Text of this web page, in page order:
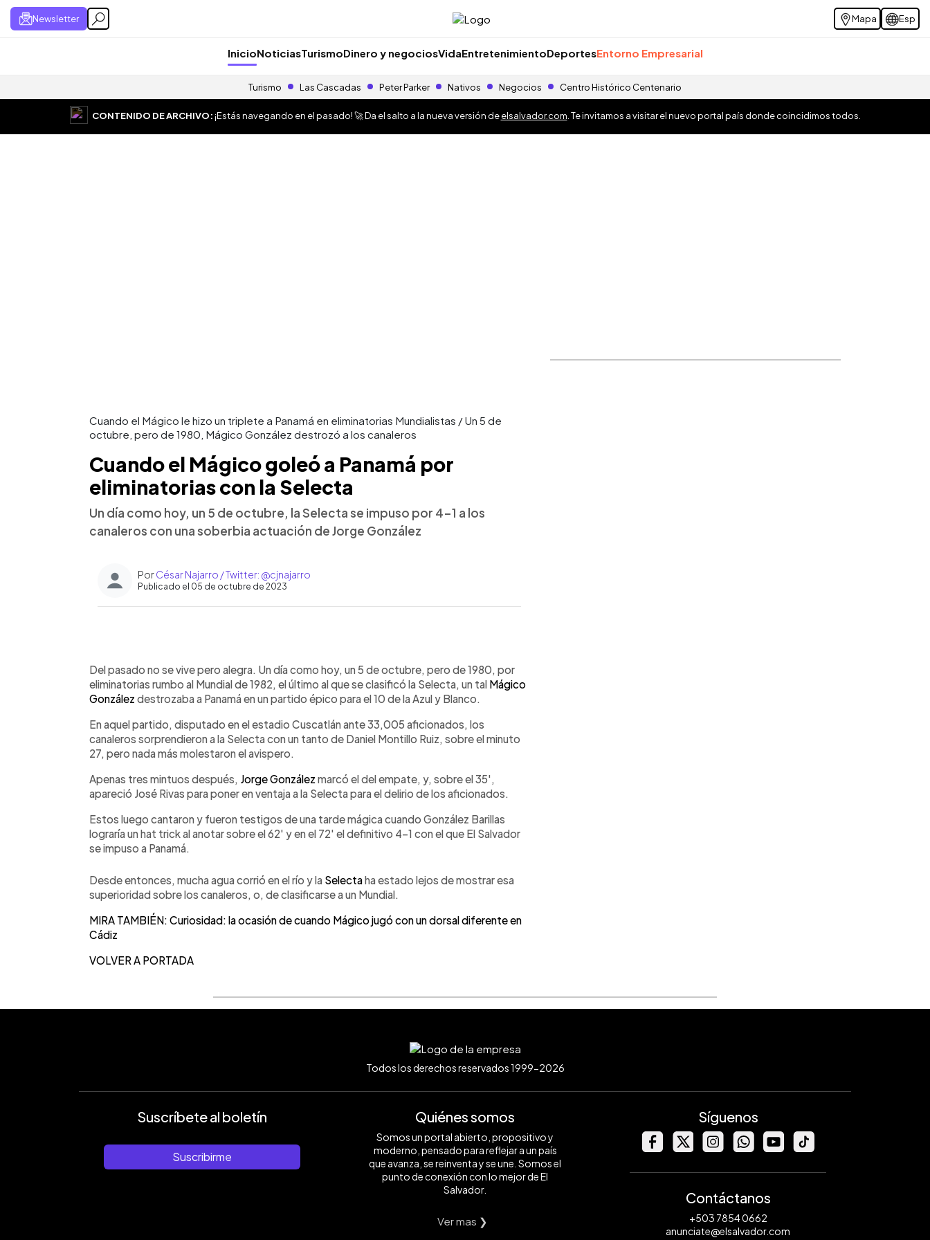
Newsletter Mapa Esp
InicioNoticiasTurismoDinero y negociosVidaEntretenimientoDeportesEntorno Empresarial
Turismo Las Cascadas Peter Parker Nativos Negocios Centro Histórico Centenario
CONTENIDO DE ARCHIVO:¡Estás navegando en el pasado! 🚀 Da el salto a la nueva versión deelsalvador.com . Te invitamos a visitar el nuevo portal país donde coincidimos todos.
Cuando el Mágico le hizo un triplete a Panamá en eliminatorias Mundialistas / Un 5 de
octubre, pero de 1980, Mágico González destrozó a los canaleros
Cuando el Mágico goleó a Panamá por
eliminatorias con la Selecta
Un día como hoy, un 5 de octubre, la Selecta se impuso por 4-1 a los
canaleros con una soberbia actuación de Jorge González
PorCésar Najarro / Twitter: @cjnajarro
Publicado el 05 de octubre de 2023
► Escuchar artículo
Del pasado no se vive pero alegra. Un día como hoy, un 5 de octubre, pero de 1980, por
eliminatorias rumbo al Mundial de 1982, el último al que se clasificó la Selecta, un tal Mágico
González destrozaba a Panamá en un partido épico para el 10 de la Azul y Blanco.
En aquel partido, disputado en el estadio Cuscatlán ante 33,005 aficionados, los
canaleros sorprendieron a la Selecta con un tanto de Daniel Montillo Ruiz, sobre el minuto
27, pero nada más molestaron el avispero.
Apenas tres mintuos después,
Jorge González marcó el del empate, y, sobre el 35',
apareció José Rivas para poner en ventaja a la Selecta para el delirio de los aficionados.
Estos luego cantaron y fueron testigos de una tarde mágica cuando González Barillas
lograría un hat trick al anotar sobre el 62' y en el 72' el definitivo 4-1 con el que El Salvador
se impuso a Panamá.
Desde entonces, mucha agua corrió en el río y la Selectaha estado lejos de mostrar esa
superioridad sobre los canaleros, o, de clasificarse a un Mundial.
MIRA TAMBIÉN: Curiosidad: la ocasión de cuando Mágico jugó con un dorsal diferente en
Cádiz
VOLVER A PORTADA
Todos los derechos reservados 1999-2026
Suscríbete al boletín
Suscribirme
Quiénes somos
Somos un portal abierto, propositivo y
moderno, pensado para reflejar a un país
que avanza, se reinventa y se une. Somos el
punto de conexión con lo mejor de El
Salvador.
Ver mas ❯
Síguenos
Contáctanos
+503 7854 0662
anunciate@elsalvador.com